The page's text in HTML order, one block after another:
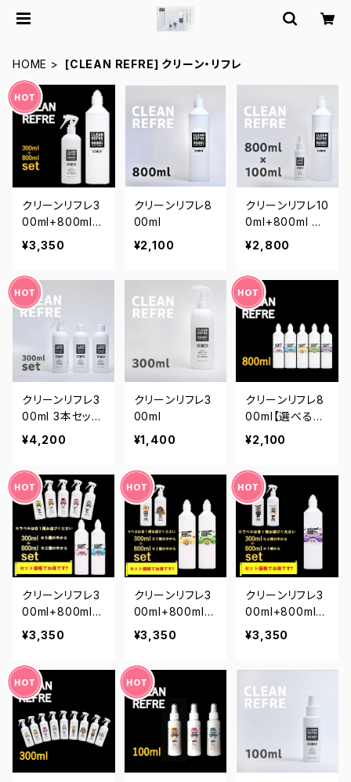
HOME [CLEAN REFRE] クリーン・リフレ
クリーンリフレ3
00ml+800ml
セット【お得】
¥3,350
クリーンリフレ8
00ml
¥2,100
クリーンリフレ10
0ml+800ml セ
ット【お得】
¥2,800
クリーンリフレ3
00ml 3本セット
【お得】
¥4,200
クリーンリフレ3
00ml
¥1,400
クリーンリフレ8
00ml【選べる5
種類】（レオパ・
ヘビ・モモンガ ）
¥2,100
クリーンリフレ3
00ml+800mlセ
ット（レオパ）【お
得】【選べる10種
¥3,350
クリーンリフレ3
00ml+800mlセ
ット（ヘビ・カメ）
【お得】【選べる4
¥3,350
クリーンリフレ3
00ml+800mlセ
ット（モモンガ）
【お得】【選べる2
¥3,350